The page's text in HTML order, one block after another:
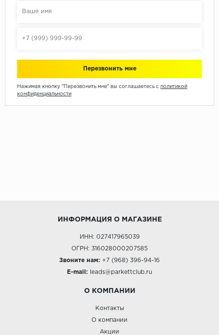
Нажимая кнопку "Перезвонить мне" вы соглашаетесь с политикой
конфиденциальности
ИНФОРМАЦИЯ О МАГАЗИНЕ
ИНН: 027417965039
ОГРН: 316028000207585
Звоните нам: +7 (968) 396-94-16
E-mail: leads@parkettclub.ru
О КОМПАНИИ
Контакты
О компании
Акции